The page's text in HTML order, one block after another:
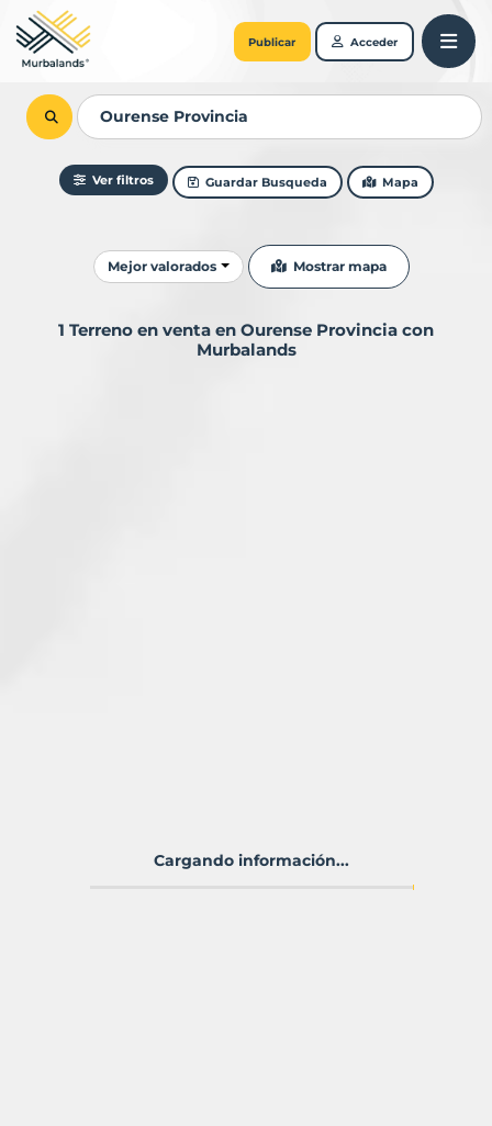
Publicar Acceder
Ver filtros Guardar Busqueda Mapa
Ordenar resultados
Mejor valorados Mostrar mapa
1 Terreno en venta en Ourense Provincia con
Murbalands
Cargando información...